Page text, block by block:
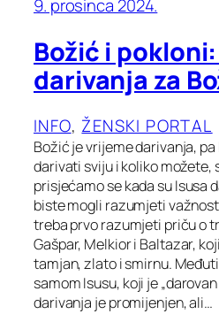
9. prosinca 2024.
Božić i
darivanja za
INFO, ŽENSKI PORTAL
Božić je vrijeme darivanja,
darivati sviju i koliko možete,
prisjećamo se kada su Isusa
biste mogli razumjeti
treba prvo razumjeti priču o
Gašpar, Melkior i Baltazar,
tamjan, zlato i smirnu.
samom Isusu, koji je
darivanja je promijenjen, ali…